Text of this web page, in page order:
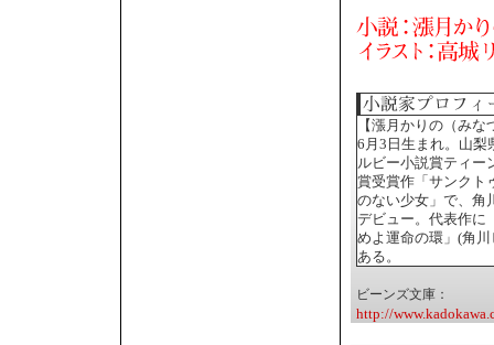
【漲月かりの（み
6月3日生まれ。山梨
ルビー小説賞ティー
賞受賞作「サンクト
のない少女」で、角
デビュー。代表作
めよ運命の環」(角
ある。
ビーンズ文庫：
http://